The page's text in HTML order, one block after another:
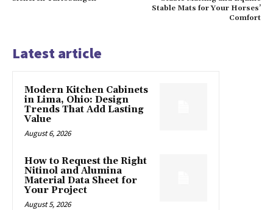
Stable Mats for Your Horses’
Comfort
Latest article
Modern Kitchen Cabinets
in Lima, Ohio: Design
Trends That Add Lasting
Value
August 6, 2026
How to Request the Right
Nitinol and Alumina
Material Data Sheet for
Your Project
August 5, 2026